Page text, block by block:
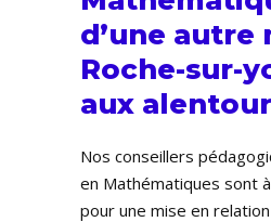
d’une autre
Roche-sur-
aux
Nos conseillers
en Mathématiques sont
pour une mise en